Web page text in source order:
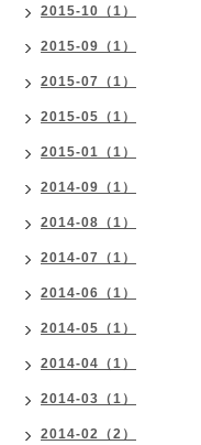
2015-10（1）
2015-09（1）
2015-07（1）
2015-05（1）
2015-01（1）
2014-09（1）
2014-08（1）
2014-07（1）
2014-06（1）
2014-05（1）
2014-04（1）
2014-03（1）
2014-02（2）